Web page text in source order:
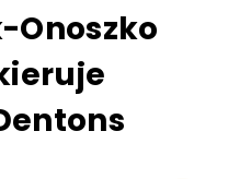
Onoszko